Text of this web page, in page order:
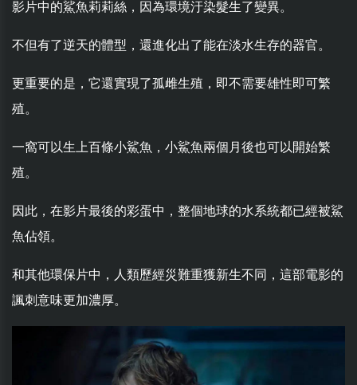
影片中的鯊魚莉莉絲，因為環境汙染髮生了變異。
不但有了逆天的體型，還進化出了能在淡水生存的器官。
更重要的是，它還實現了孤雌生殖，即不需要雄性即可繁
殖。
一窩可以生上百條小鯊魚，小鯊魚兩個月後也可以開始繁
殖。
因此，在影片最後的彩蛋中，整個地球的水系統都已經被鯊
魚佔領。
和其他環保片中，人類歷經災難重獲新生不同，這部電影的
諷刺意味更加濃厚。